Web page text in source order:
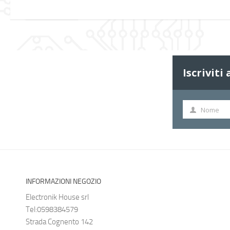
Iscriviti
Nome
Nome
INFORMAZIONI NEGOZIO
Electronik House srl
Tel:0598384579
Strada Cognento 142